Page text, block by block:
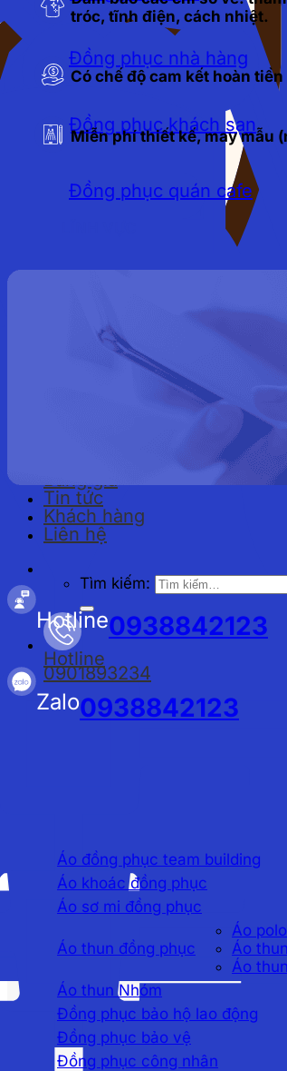
Đồng phục nhà hàng
Đồng phục khách sạn
Đồng phục quán cafe
Đồng phục bảo vệ
Đồng phục công nhân
Bảng giá
Tin tức
Khách hàng
Liên hệ
Tìm kiếm:
Hotline
0901893234
tróc, tĩnh điện, cách nhiệt.
Có chế độ cam kết hoàn
Miễn phí thiết kế, may mẫu
Hotline0938842123
Zalo0938842123
Áo đồng phục team building
Áo khoác đồng phục
Áo sơ mi đồng phục
Áo thun đồng phục
Áo
Áo
Áo
Áo thun Nhóm
Đồng phục bảo hộ lao động
Đồng phục bảo vệ
Đồng phục công nhân